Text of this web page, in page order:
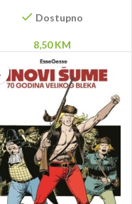
Dostupno
8,50KM